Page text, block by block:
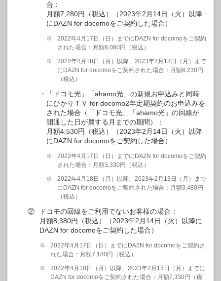
合：
月額7,280円（税込）（2023年2月14日（火）以降
にDAZN for docomoをご契約した場合）
※
2022年4月17日（日）までにDAZN for docomoをご契約
された場合：月額6,080円（税込）
※
2022年4月18日（月）以降、2023年2月13日（月）まで
にDAZN for docomoをご契約された場合：月額6,230円
（税込）
「ドコモ光」「ahamo光」の新規お申込みと同時
にひかりＴＶ for docomo2年定期契約のお申込みを
された場合（「ドコモ光」「ahamo光」の回線が
開通した日が属する月までの期間）：
月額4,530円（税込）（2023年2月14日（火）以降
にDAZN for docomoをご契約した場合）
※
2022年4月17日（日）までにDAZN for docomoをご契約
された場合：月額3,330円（税込）
※
2022年4月18日（月）以降、2023年2月13日（月）まで
にDAZN for docomoをご契約された場合：月額3,480円
（税込）
②
ドコモの回線をご利用でないお客様の場合：
月額8,380円（税込）（2023年2月14日（火）以降に
DAZN for docomoをご契約した場合）
※
2022年4月17日（日）までにDAZN for docomoをご契約さ
れた場合：月額7,180円（税込）
※
2022年4月18日（月）以降、2023年2月13日（月）までに
DAZN for docomoをご契約された場合：月額7,330円（税